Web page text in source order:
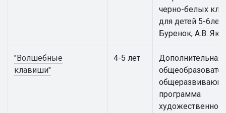
черно-белых
для детей 5-6лет
Буренок, А.В.
"Волшебные
клавиши"
4-5 лет
Дополнительная
программа
художественной